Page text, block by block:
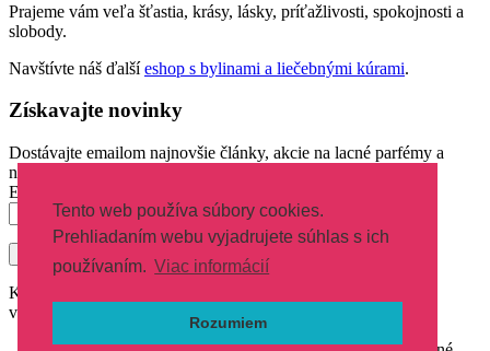
Tento web používa súbory cookies.
Prehliadaním webu vyjadrujete súhlas s ich
používaním. Viac informácií
Rozumiem
Prajeme vám veľa šťastia, krásy, lásky, príťažlivosti, spokojnosti a
slobody.
Navštívte náš ďalšíeshop s bylinami a liečebnými kúrami.
Získavajte novinky
Dostávajte emailom najnovšie články, akcie na lacné parfémy a
novinky parfumov.
Email
Kvalitné a lacné parfumy FM v najobľúbenejších svetových
vôňach.